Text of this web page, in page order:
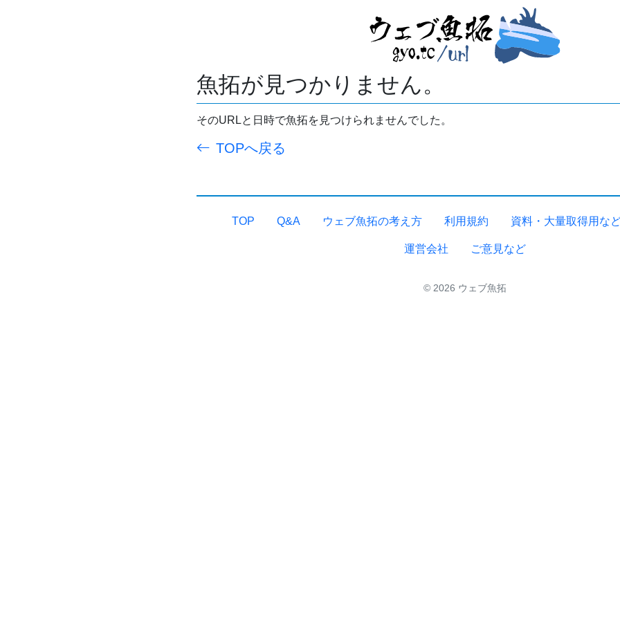
魚拓が見つかりません。
そのURLと日時で魚拓を見つけられませんでした。
TOPへ戻る
TOP Q&A ウェブ魚拓の考え方 利用規約 資料・大量取得用な
運営会社 ご意見など
© 2026 ウェブ魚拓